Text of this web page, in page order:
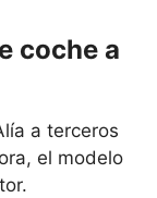
coche a
a terceros
el modelo